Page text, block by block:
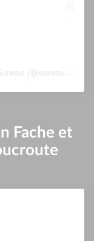
Fache et